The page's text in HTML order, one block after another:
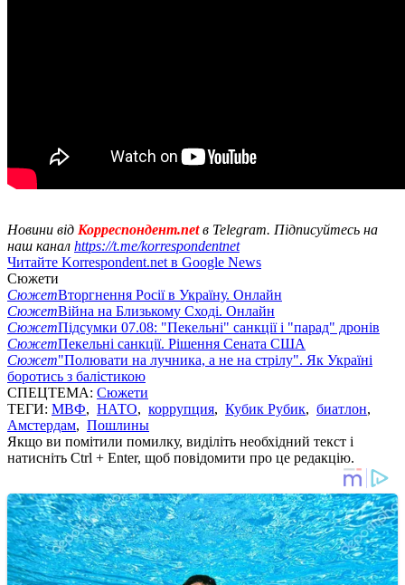
Новини від Корреспондент.netв Telegram. Підписуйтесь на
наш канал https://t.me/korrespondentnet
Читайте Korrespondent.net в Google News
Сюжети
СюжетВторгнення Росії в Україну. Онлайн
СюжетВійна на Близькому Сході. Онлайн
СюжетПідсумки 07.08: "Пекельні" санкції і "парад" дронів
СюжетПекельні санкції. Рішення Сената США
Сюжет"Полювати на лучника, а не на стрілу". Як Україні
боротись з балістикою
СПЕЦТЕМА: Сюжети
ТЕГИ: МВФ, НАТО, коррупция, Кубик Рубик, биатлон,
Амстердам, Пошлины
Якщо ви помітили помилку, виділіть необхідний текст і
натисніть Ctrl + Enter, щоб повідомити про це редакцію.